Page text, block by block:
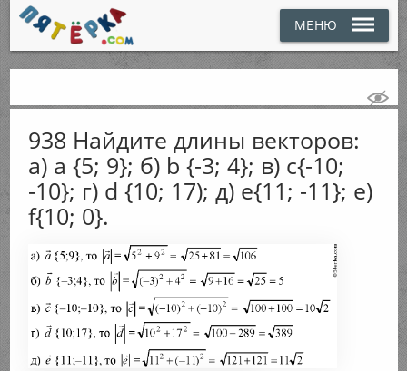
МЕНЮ
938 Найдите длины векторов:
а) а {5; 9}; б) b {-3; 4}; в) c{-10;
-10}; г) d {10; 17); д) e{11; -11}; е)
f{10; 0}.